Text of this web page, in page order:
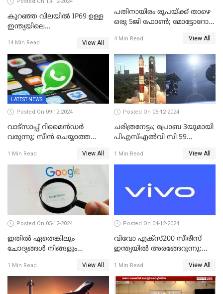
കുറഞ്ഞ വിലയിൽ IP69 ഉള്ള
ഇന്ത്യയിലെ
സ്‌കാനര്‍, എല്‍ഇഡി
ഫ്‌ളാഷിനൊപ്പം രണ്ട് കാമറ
സെന്‍സറുകള്‍; റിയല്‍മി 14
എക്‌സ് 18ന് വിപണിയില്‍
14 Min Read View All
പതിനായിരം രൂപയ്ക്ക് താഴെ
ഒരു 5ജി ഫോൺ; മോട്ടോറോള
അവതരിപ്പിച്ചു
4 Min Read View All
LATEST NEWS
Posted On 09-12-2024
വാട്സാപ്പ് റിമൈൻഡർ
വരുന്നു; സീൻ ചെയ്യാത്ത
ഓർമിപ്പിക്കും ഈ
പുതുപുത്തൻ ഫീച്ചർ
1 Min Read View All
Posted On 05-12-2024
ചരിത്രനേട്ടം; പ്രോബ 3യുമായി
പിഎസ്എല്‍വി സി 59
വിജയം
1 Min Read View All
Posted On 05-12-2024
ഇതിൽ ഏതെങ്കിലും
ചോദ്യങ്ങൾ നിങ്ങളും
ഗൂഗിളിൽ ഏറ്റവുമധികം
ആളുകൾ ചോദിച്ച
ചോദ്യങ്ങൾ
1 Min Read View All
Posted On 04-12-2024
വിവോ എക്‌സ്200 സീരീസ്
ഇന്ത്യയിൽ അരങ്ങേറുന്നു:
ഫീച്ചറുകളും
1 Min Read View All